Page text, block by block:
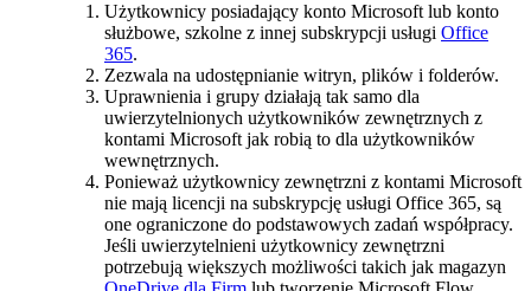
Użytkownicy posiadający konto Microsoft lub konto
służbowe, szkolne z innej subskrypcji usługi Office
365.
Zezwala na udostępnianie witryn, plików i folderów.
Uprawnienia i grupy działają tak samo dla
uwierzytelnionych użytkowników zewnętrznych z
kontami Microsoft jak robią to dla użytkowników
wewnętrznych.
Ponieważ użytkownicy zewnętrzni z kontami Microsoft
nie mają licencji na subskrypcję usługi Office 365, są
one ograniczone do podstawowych zadań współpracy.
Jeśli uwierzytelnieni użytkownicy zewnętrzni
potrzebują większych możliwości takich jak magazyn